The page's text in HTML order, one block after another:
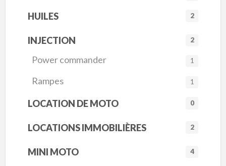
HUILES 2
INJECTION 2
Power commander 1
Rampes 1
LOCATION DE MOTO 0
LOCATIONS IMMOBILIÈRES 2
MINI MOTO 4